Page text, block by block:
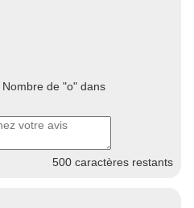
Nombre de "o" dans
500 caractères restants